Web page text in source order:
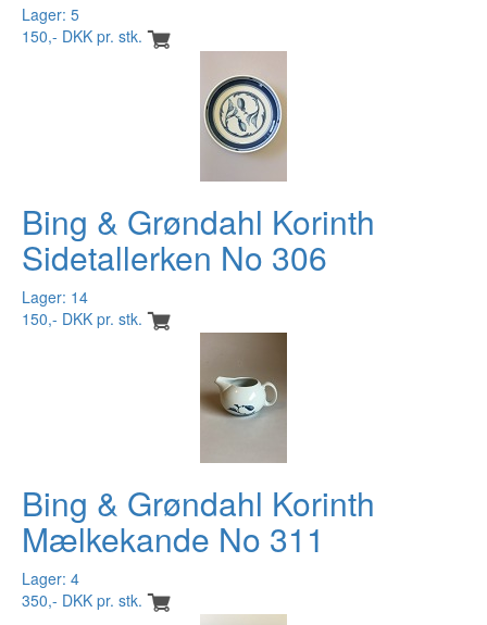
Lager: 5
150,- DKK pr. stk.
Bing & Grøndahl Korinth
Sidetallerken No 306
Lager: 14
150,- DKK pr. stk.
Bing & Grøndahl Korinth
Mælkekande No 311
Lager: 4
350,- DKK pr. stk.